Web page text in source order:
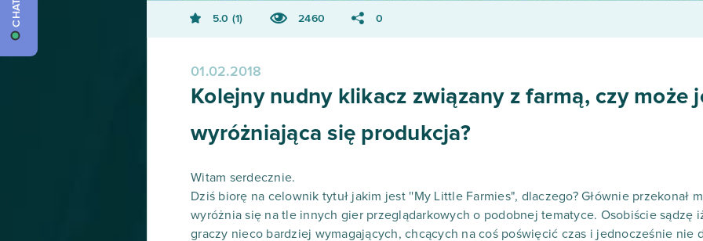
5.0 1 2460 0
01.02.2018
Kolejny nudny klikacz związany z farmą, czy może
wyróżniająca się produkcja?
Witam serdecznie.
Dziś biorę na celownik tytuł jakim jest ''My Little Farmies", dlaczego? Głównie przekonał
wyróżnia się na tle innych gier przeglądarkowych o podobnej tematyce. Osobiście sądzę
graczy nieco bardziej wymagających, chcących na coś poświęcić czas i jednocześnie nie
CHAT